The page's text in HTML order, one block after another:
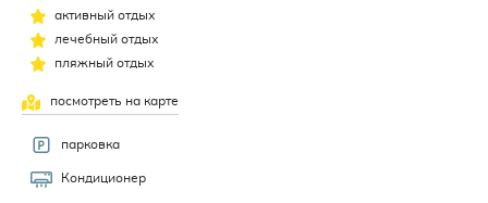
активный отдых
лечебный отдых
пляжный отдых
посмотреть на карте
парковка
Кондиционер